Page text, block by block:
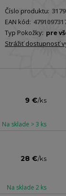
Číslo produktu:
EAN kód:
Typ Pokožky: pre
Strážiť dostupnosť
9 €/ks
Na sklade > 3 ks
28 €/ks
Na sklade 2 ks